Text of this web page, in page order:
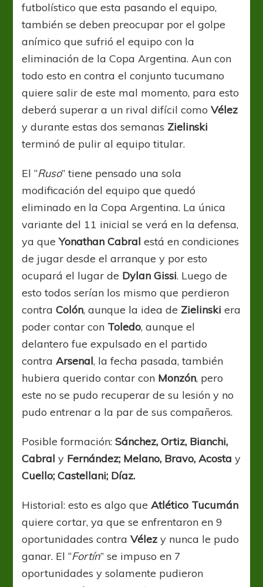
futbolístico que esta pasando el equipo,
también se deben preocupar por el golpe
anímico que sufrió el equipo con la
eliminación de la Copa Argentina. Aun con
todo esto en contra el conjunto tucumano
quiere salir de este mal momento, para esto
deberá superar a un rival difícil comoVélez
y durante estas dos semanas Zielinski
terminó de pulir al equipo titular.
El “Ruso” tiene pensado una sola
modificación del equipo que quedó
eliminado en la Copa Argentina. La única
variante del 11 inicial se verá en la defensa,
ya que Yonathan Cabral está en condiciones
de jugar desde el arranque y por esto
ocupará el lugar de Dylan Gissi. Luego de
esto todos serían los mismo que perdieron
contraColón, aunque la idea de Zielinskiera
poder contar con Toledo, aunque el
delantero fue expulsado en el partido
contraArsenal, la fecha pasada, también
hubiera querido contar con Monzón, pero
este no se pudo recuperar de su lesión y no
pudo entrenar a la par de sus compañeros.
Posible formación:Sánchez, Ortiz, Bianchi,
Cabral y Fernández; Melano, Bravo, Acostay
Cuello; Castellani; Díaz.
Historial: esto es algo que Atlético Tucumán
quiere cortar, ya que se enfrentaron en 9
oportunidades contraVélezy nunca le pudo
ganar. El “Fortín” se impuso en 7
oportunidades y solamente pudieron